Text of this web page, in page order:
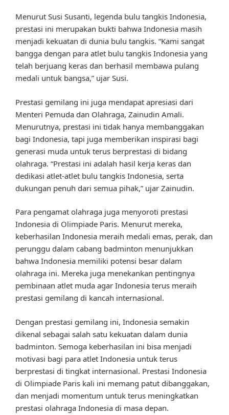
Menurut Susi Susanti, legenda bulu tangkis Indonesia,
prestasi ini merupakan bukti bahwa Indonesia masih
menjadi kekuatan di dunia bulu tangkis. “Kami sangat
bangga dengan para atlet bulu tangkis Indonesia yang
telah berjuang keras dan berhasil membawa pulang
medali untuk bangsa,” ujar Susi.
Prestasi gemilang ini juga mendapat apresiasi dari
Menteri Pemuda dan Olahraga, Zainudin Amali.
Menurutnya, prestasi ini tidak hanya membanggakan
bagi Indonesia, tapi juga memberikan inspirasi bagi
generasi muda untuk terus berprestasi di bidang
olahraga. “Prestasi ini adalah hasil kerja keras dan
dedikasi atlet-atlet bulu tangkis Indonesia, serta
dukungan penuh dari semua pihak,” ujar Zainudin.
Para pengamat olahraga juga menyoroti prestasi
Indonesia di Olimpiade Paris. Menurut mereka,
keberhasilan Indonesia meraih medali emas, perak, dan
perunggu dalam cabang badminton menunjukkan
bahwa Indonesia memiliki potensi besar dalam
olahraga ini. Mereka juga menekankan pentingnya
pembinaan atlet muda agar Indonesia terus meraih
prestasi gemilang di kancah internasional.
Dengan prestasi gemilang ini, Indonesia semakin
dikenal sebagai salah satu kekuatan dalam dunia
badminton. Semoga keberhasilan ini bisa menjadi
motivasi bagi para atlet Indonesia untuk terus
berprestasi di tingkat internasional. Prestasi Indonesia
di Olimpiade Paris kali ini memang patut dibanggakan,
dan menjadi momentum untuk terus meningkatkan
prestasi olahraga Indonesia di masa depan.